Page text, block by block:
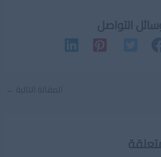
التواصل
المقالة التالية ←